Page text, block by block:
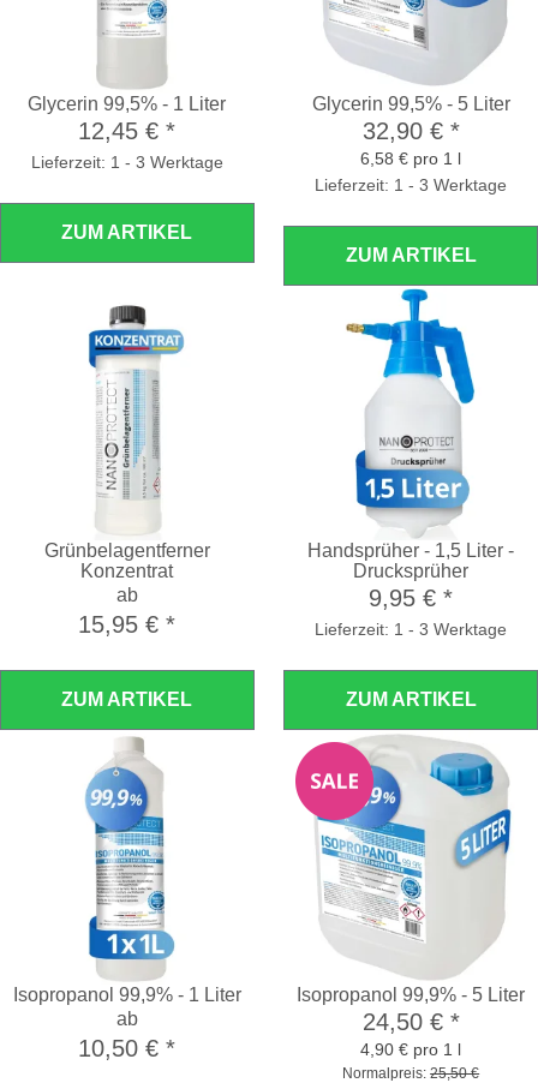
Glycerin 99,5% - 1 Liter
12,45 €*
Lieferzeit: 1 - 3 Werktage
ZUM ARTIKEL
Glycerin 99,5% - 5 Liter
32,90 € *
6,58 € pro 1 l
Lieferzeit: 1 - 3 Werktage
ZUM ARTIKEL
Grünbelagentferner
Konzentrat
ab
15,95 €*
ZUM ARTIKEL
Handsprüher - 1,5 Liter -
Drucksprüher
9,95 €*
Lieferzeit: 1 - 3 Werktage
ZUM ARTIKEL
Isopropanol 99,9% - 1 Liter
ab
10,50 €*
Isopropanol 99,9% - 5 Liter
24,50 € *
4,90 € pro 1 l
Normalpreis:25,50 €